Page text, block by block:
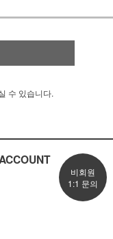
수 있습니다.
비회원
1:1 문의